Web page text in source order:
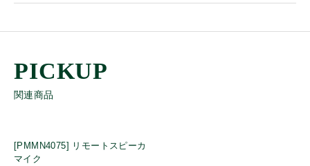
関連商品
[PMMN4075] リモートスピーカ
マイク
キャンペーン品
販売終了品
耳ゴム